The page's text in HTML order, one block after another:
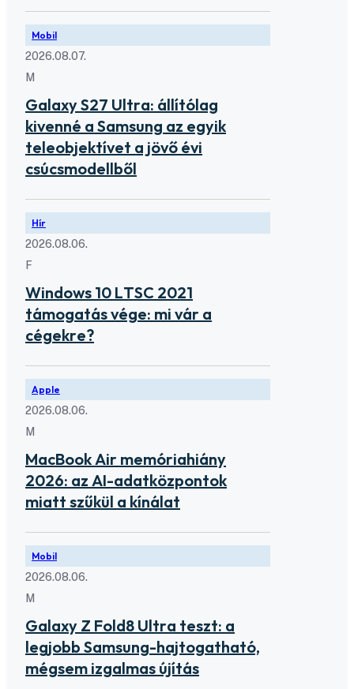
Mobil
2026.08.07.
M
Galaxy S27 Ultra: állítólag
kivenné a Samsung az egyik
teleobjektívet a jövő évi
csúcsmodellből
Hír
2026.08.06.
F
Windows 10 LTSC 2021
támogatás vége: mi vár a
cégekre?
Apple
2026.08.06.
M
MacBook Air memóriahiány
2026: az AI-adatközpontok
miatt szűkül a kínálat
Mobil
2026.08.06.
M
Galaxy Z Fold8 Ultra teszt: a
legjobb Samsung-hajtogatható,
mégsem izgalmas újítás